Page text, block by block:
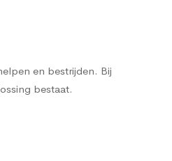
en bestrijden. Bij
bestaat.